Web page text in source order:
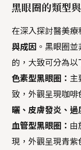
黑眼圈的類型
在深入探討醫美
與成因 。黑眼圈
的，大致可分為以
色素型黑眼圈： 主
致，外觀呈現咖
曬、皮膚發炎、過
血管型黑眼圈： 由
現，外觀呈現青紫